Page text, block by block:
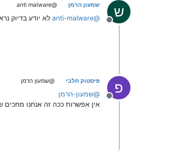
ש
מנותק
שמעון הרמן @anti malware
@
anti-malware לא יודע בדיוק
פ
מנותק
פיסטוק חלבי @שמעון הרמן
@שמעון-הרמן
אין אפשרות ככה זה אנחנו מחכים